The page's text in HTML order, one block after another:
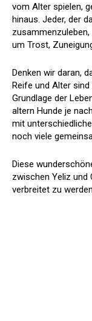
vom Alter spielen,
hinaus. Jeder, der
um Trost,
Denken wir daran,
Reife und Alter
Grundlage der
altern Hunde je
mit
noch viele
Diese
zwischen Yeliz
verbreitet zu